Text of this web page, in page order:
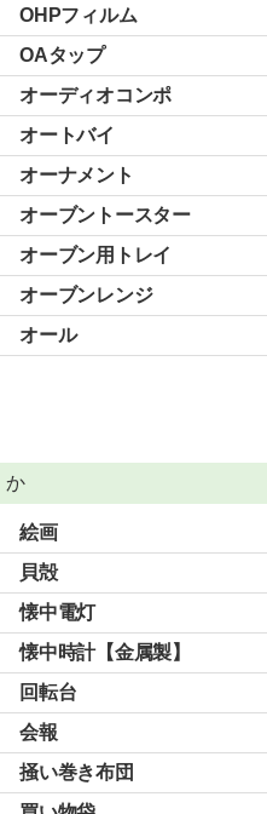
OHPフィルム
OAタップ
オーディオコンポ
オートバイ
オーナメント
オーブントースター
オーブン用トレイ
オーブンレンジ
オール
か
絵画
貝殻
懐中電灯
懐中時計【金属製】
回転台
会報
掻い巻き布団